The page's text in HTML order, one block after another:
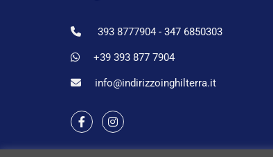
393 8777904 - 347 6850303
+39 393 877 7904
info@indirizzoinghilterra.it